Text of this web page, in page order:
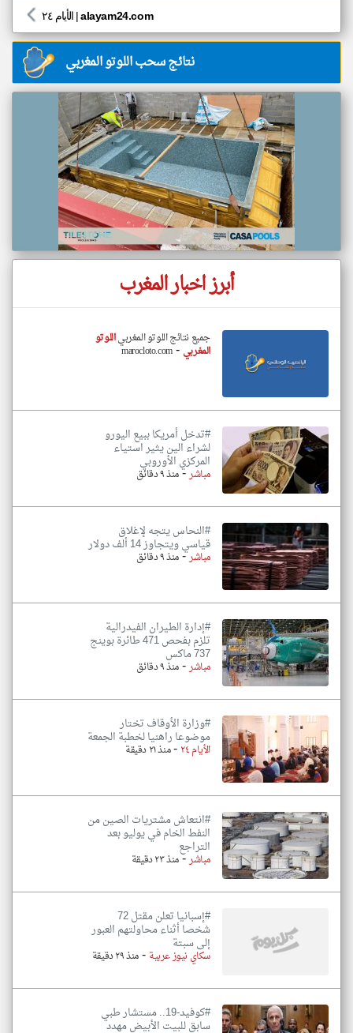
الأيام ٢٤ |alayam24.com
نتائج سحب اللوتو المغربي
أبرز اخبار المغرب
جميع نتائج اللوتو المغربياللوتو
المغربي -
marocloto.com
#تدخل أمريكا ببيع اليورو
لشراء الين يثير استياء
المركزي الأوروبي
مباشر-منذ ٩ دقائق
#النحاس يتجه لإغلاق
قياسي ويتجاوز 14 ألف دولار
مباشر-منذ ٩ دقائق
#إدارة الطيران الفيدرالية
تلزم بفحص 471 طائرة بوينج
737 ماكس
مباشر-منذ ٩ دقائق
#وزارة الأوقاف تختار
موضوعا راهنيا لخطبة الجمعة
الأيام ٢٤ -منذ ٢١ دقيقة
#انتعاش مشتريات الصين من
النفط الخام في يوليو بعد
التراجع
مباشر-منذ ٢٣ دقيقة
#إسبانيا تعلن مقتل 72
شخصا أثناء محاولتهم العبور
إلى سبتة
سكاي نيوز عربية -منذ ٢٩ دقيقة
#كوفيد-19.. مستشار طبي
سابق للبيت الأبيض مهدد